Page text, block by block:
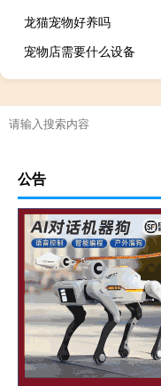
龙猫宠物好养吗
宠物店需要什么设备
公告